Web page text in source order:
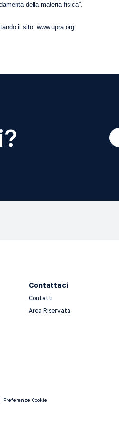
della materia fisica”.
il sito: www.upra.org
Contattaci
Contatti
Area Riservata
Preferenze Cookie